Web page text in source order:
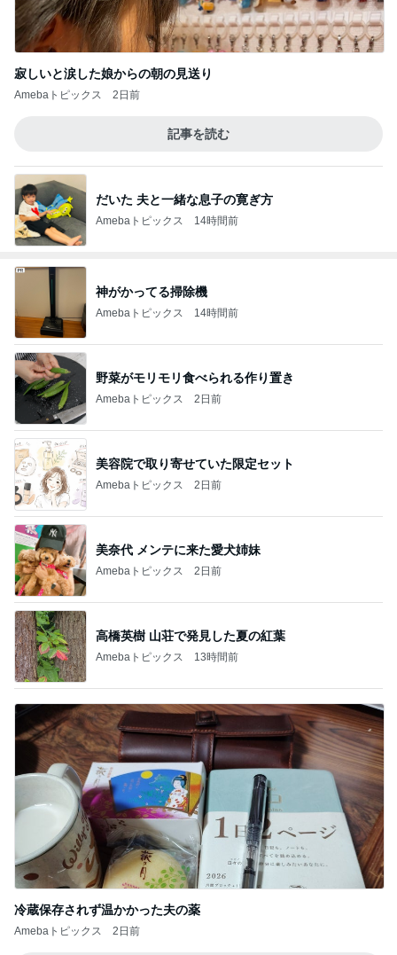
寂しいと涙した娘からの朝の見送り
Amebaトピックス 2日前
記事を読む
だいた 夫と一緒な息子の寛ぎ方
Amebaトピックス 14時間前
神がかってる掃除機
Amebaトピックス 14時間前
野菜がモリモリ食べられる作り置き
Amebaトピックス 2日前
美容院で取り寄せていた限定セット
Amebaトピックス 2日前
美奈代 メンテに来た愛犬姉妹
Amebaトピックス 2日前
高橋英樹 山荘で発見した夏の紅葉
Amebaトピックス 13時間前
冷蔵保存されず温かかった夫の薬
Amebaトピックス 2日前